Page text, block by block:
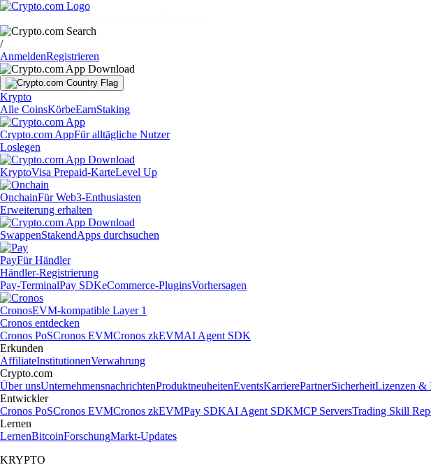
/
AnmeldenRegistrieren
Krypto
Alle CoinsKörbeEarnStaking
Crypto.com AppFür alltägliche Nutzer
Loslegen
KryptoVisa Prepaid-KarteLevel Up
OnchainFür Web3-Enthusiasten
Erweiterung erhalten
SwappenStakendApps durchsuchen
PayFür Händler
Händler-Registrierung
Pay-TerminalPay SDKeCommerce-PluginsVorhersagen
CronosEVM-kompatible Layer 1
Cronos entdecken
Cronos PoSCronos EVMCronos zkEVMAI Agent SDK
Erkunden
AffiliateInstitutionenVerwahrung
Crypto.com
Über unsUnternehmensnachrichtenProduktneuheitenEventsKarrierePartnerSicherheitLizenzen &
Entwickler
Cronos PoSCronos EVMCronos zkEVMPay SDKAI Agent SDKMCP ServersTrading Skill
Lernen
LernenBitcoinForschungMarkt-Updates
KRYPTO